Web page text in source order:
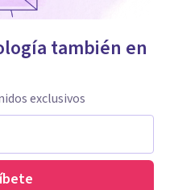
también en
exclusivos